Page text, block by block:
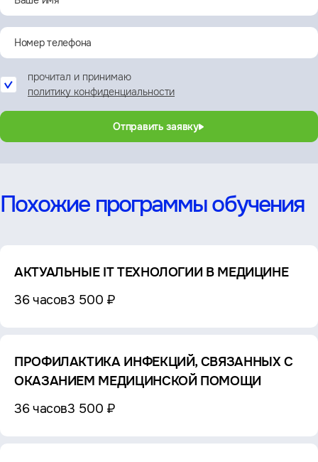
прочитал и принимаю
политику конфиденциальности
Отправить заявку
Похожие программы обучения
АКТУАЛЬНЫЕ IT ТЕХНОЛОГИИ В МЕДИЦИНЕ
36 часов3 500 ₽
ПРОФИЛАКТИКА ИНФЕКЦИЙ, СВЯЗАННЫХ С
ОКАЗАНИЕМ МЕДИЦИНСКОЙ ПОМОЩИ
36 часов3 500 ₽